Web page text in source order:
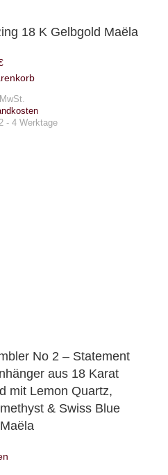
18 K Gelbgold Maëla
- 4 Werktage
No 2 – Statement
aus 18 Karat
mit Lemon Quartz,
& Swiss Blue